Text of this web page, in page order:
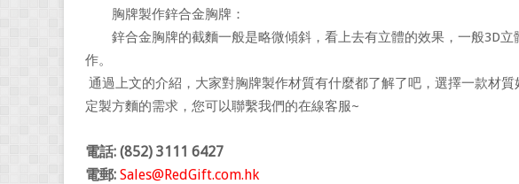
胸牌製作鋅合金胸牌：
鋅合金胸牌的截麵一般是略微傾斜，看上去有立體的效果，一般3D立
作。
通過上文的介紹，大家對胸牌製作材質有什麼都了解了吧，選擇一款材
定製方麵的需求，您可以聯繫我們的在線客服~
電話: (852) 3111 6427
電郵: Sales@RedGift.com.hk